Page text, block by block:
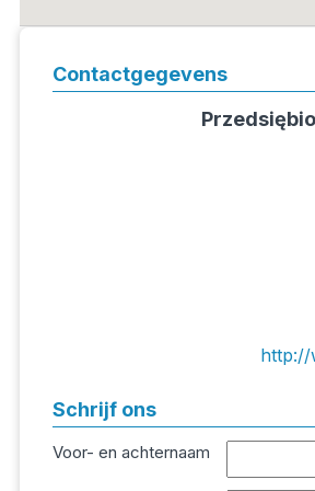
Contactgegevens
http://
Schrijf ons
Voor- en achternaam